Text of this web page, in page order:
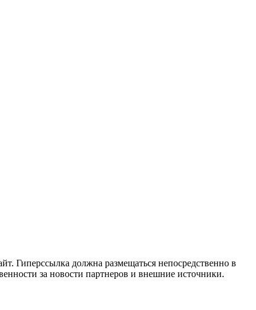
Гиперссылка должна размещаться непосредственно в
за новости партнеров и внешние источники.